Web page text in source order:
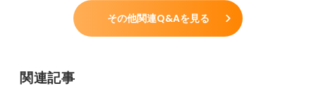
その他関連Q&Aを見る
関連記事